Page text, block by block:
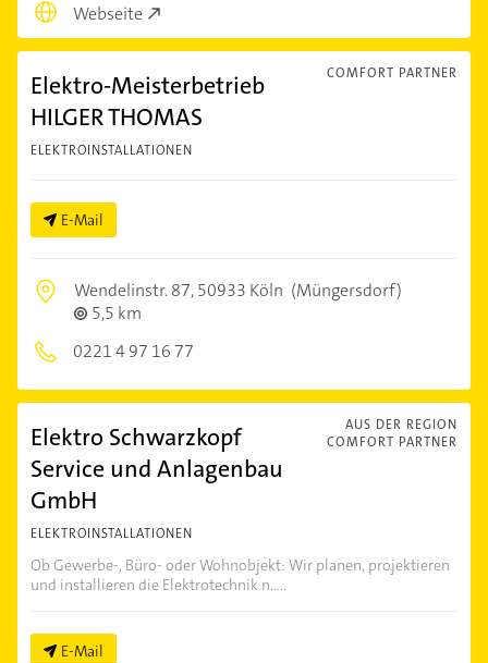
Webseite
COMFORT PARTNER
Elektro-Meisterbetrieb
HILGER THOMAS
ELEKTROINSTALLATIONEN
E-Mail
Wendelinstr. 87,50933 Köln (Müngersdorf)
5,5 km
0221 4 97 16 77
AUS DER REGION
COMFORT PARTNER
Elektro Schwarzkopf
Service und Anlagenbau
GmbH
ELEKTROINSTALLATIONEN
Ob Gewerbe-, Büro- oder Wohnobjekt: Wir planen, projektieren
und installieren die Elektrotechnik n.....
E-Mail